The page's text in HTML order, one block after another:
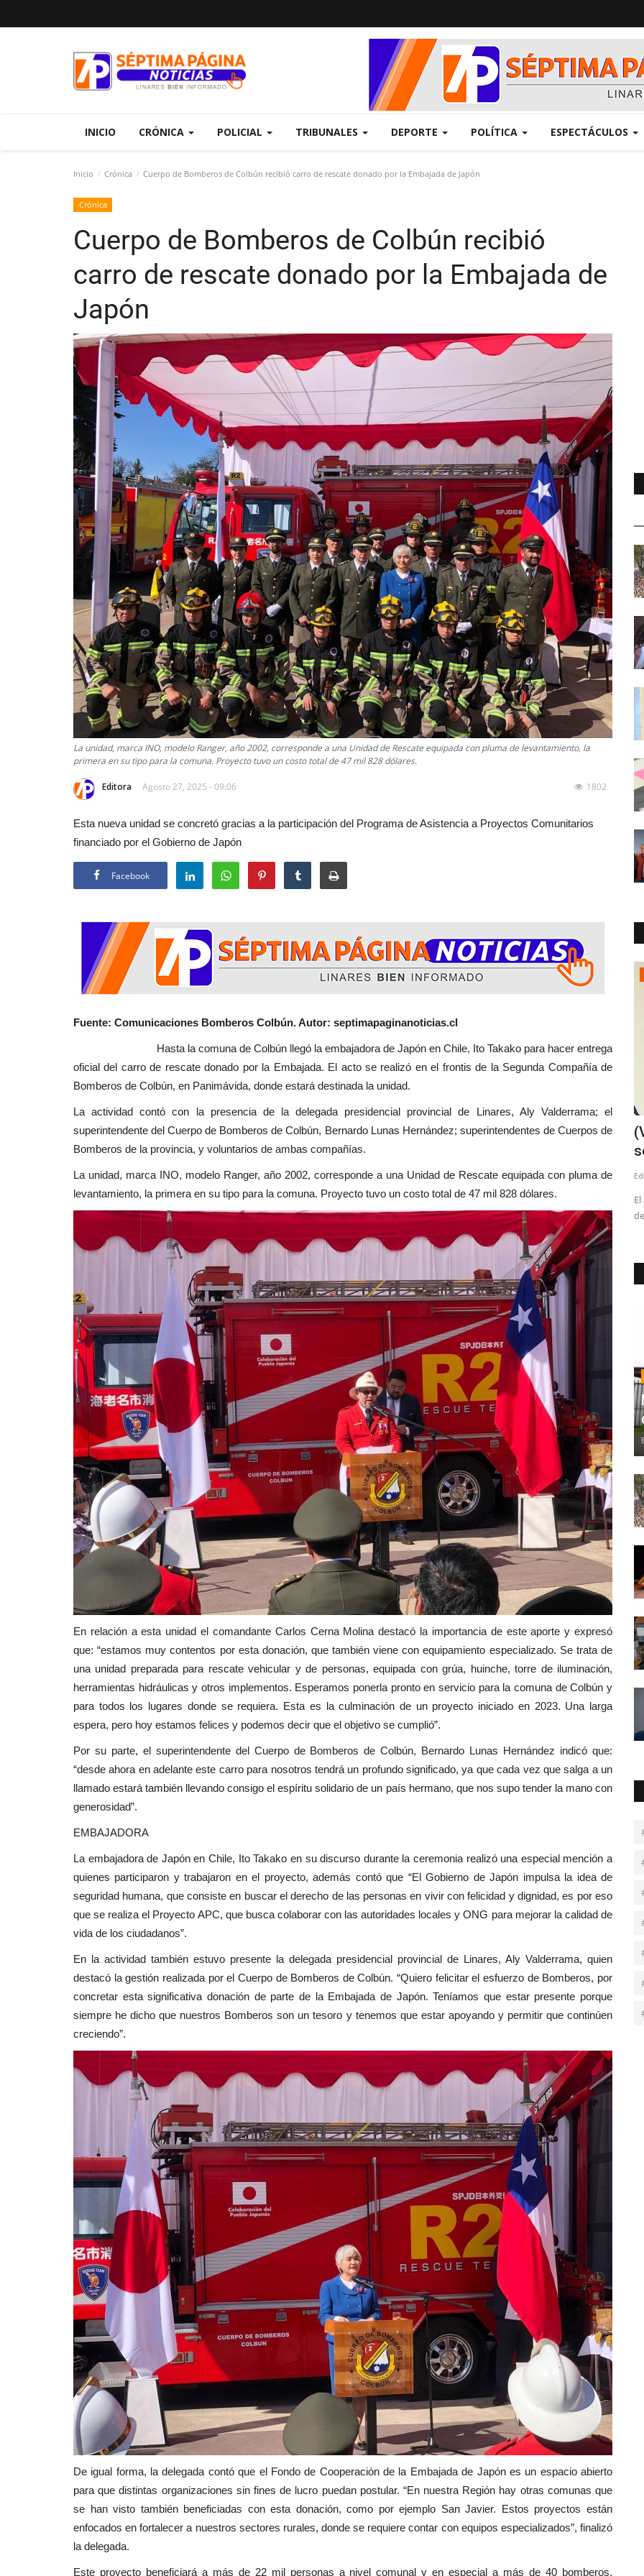
INICIO CRÓNICA POLICIAL TRIBUNALES DEPORTE POLÍTICA ESPECTÁCULOS
Inicio Crónica Cuerpo de Bomberos de Colbún recibió carro de rescate donado por la Embajada de Japón
Crónica
Cuerpo de Bomberos de Colbún recibió
carro de rescate donado por la Embajada de
Japón
La unidad, marca INO, modelo Ranger, año 2002, corresponde a una Unidad de Rescate equipada con pluma de levantamiento, la
primera en su tipo para la comuna. Proyecto tuvo un costo total de 47 mil 828 dólares.
Editora Agosto 27, 2025 - 09:06 1802
Esta nueva unidad se concretó gracias a la participación del Programa de Asistencia a Proyectos Comunitarios
financiado por el Gobierno de Japón
Facebook
Fuente: Comunicaciones Bomberos Colbún. Autor: septimapaginanoticias.cl
Hasta la comuna de Colbún llegó la embajadora de Japón en Chile, Ito Takako para hacer entrega
oficial del carro de rescate donado por la Embajada. El acto se realizó en el frontis de la Segunda Compañía de
Bomberos de Colbún, en Panimávida, donde estará destinada la unidad.
La actividad contó con la presencia de la delegada presidencial provincial de Linares, Aly Valderrama; el
superintendente del Cuerpo de Bomberos de Colbún, Bernardo Lunas Hernández; superintendentes de Cuerpos de
Bomberos de la provincia, y voluntarios de ambas compañías.
La unidad, marca INO, modelo Ranger, año 2002, corresponde a una Unidad de Rescate equipada con pluma de
levantamiento, la primera en su tipo para la comuna. Proyecto tuvo un costo total de 47 mil 828 dólares.
En relación a esta unidad el comandante Carlos Cerna Molina destacó la importancia de este aporte y expresó
que: “estamos muy contentos por esta donación, que también viene con equipamiento especializado. Se trata de
una unidad preparada para rescate vehicular y de personas, equipada con grúa, huinche, torre de iluminación,
herramientas hidráulicas y otros implementos. Esperamos ponerla pronto en servicio para la comuna de Colbún y
para todos los lugares donde se requiera. Esta es la culminación de un proyecto iniciado en 2023. Una larga
espera, pero hoy estamos felices y podemos decir que el objetivo se cumplió”.
Por su parte, el superintendente del Cuerpo de Bomberos de Colbún, Bernardo Lunas Hernández indicó que:
“desde ahora en adelante este carro para nosotros tendrá un profundo significado, ya que cada vez que salga a un
llamado estará también llevando consigo el espíritu solidario de un país hermano, que nos supo tender la mano con
generosidad”.
EMBAJADORA
La embajadora de Japón en Chile, Ito Takako en su discurso durante la ceremonia realizó una especial mención a
quienes participaron y trabajaron en el proyecto, además contó que “El Gobierno de Japón impulsa la idea de
seguridad humana, que consiste en buscar el derecho de las personas en vivir con felicidad y dignidad, es por eso
que se realiza el Proyecto APC, que busca colaborar con las autoridades locales y ONG para mejorar la calidad de
vida de los ciudadanos”.
En la actividad también estuvo presente la delegada presidencial provincial de Linares, Aly Valderrama, quien
destacó la gestión realizada por el Cuerpo de Bomberos de Colbún. “Quiero felicitar el esfuerzo de Bomberos, por
concretar esta significativa donación de parte de la Embajada de Japón. Teníamos que estar presente porque
siempre he dicho que nuestros Bomberos son un tesoro y tenemos que estar apoyando y permitir que continúen
creciendo”.
De igual forma, la delegada contó que el Fondo de Cooperación de la Embajada de Japón es un espacio abierto
para que distintas organizaciones sin fines de lucro puedan postular. “En nuestra Región hay otras comunas que
se han visto también beneficiadas con esta donación, como por ejemplo San Javier. Estos proyectos están
enfocados en fortalecer a nuestros sectores rurales, donde se requiere contar con equipos especializados”, finalizó
la delegada.
Este proyecto beneficiará a más de 22 mil personas a nivel comunal y en especial a más de 40 bomberos,
Espectáculos
Furia Flamenca Talca brilló en
encuentro nacional realizado...
Editora Junio 24, 2026 251
Nueve academias del norte, centro y sur del país
participaron en el Festival de...
Política
Encuesta CRITERIA posiciona a Paulina
Editora Julio 7, 2026 238
La congresal por el Maule, insistió que uno de sus objetivos
es defender los derechos...